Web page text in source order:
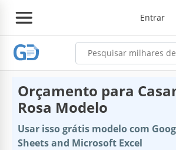
Entrar
Orçamento para
Rosa Modelo
Usar isso grátis modelo com
Sheets and Microsoft Excel